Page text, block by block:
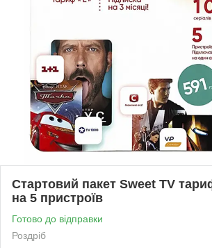
Стартовий пакет Sweet TV
на 5 пристроїв
Готово до відправки
Роздріб